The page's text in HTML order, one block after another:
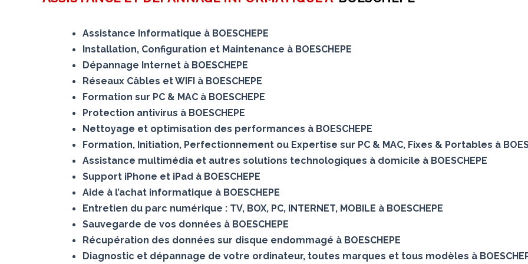
Assistance Informatique à BOESCHEPE
Installation, Configuration et Maintenance à BOESCHEPE
Dépannage Internet à BOESCHEPE
Réseaux Câbles et WIFI à BOESCHEPE
Formation sur PC & MAC à BOESCHEPE
Protection antivirus à BOESCHEPE
Nettoyage et optimisation des performances à BOESCHEPE
Formation, Initiation, Perfectionnement ou Expertise sur PC & MAC, Fixes & Portables à
Assistance multimédia et autres solutions technologiques à domicile à BOESCHEPE
Support iPhone et iPad à BOESCHEPE
Aide à l’achat informatique à BOESCHEPE
Entretien du parc numérique : TV, BOX, PC, INTERNET, MOBILE à BOESCHEPE
Sauvegarde de vos données à BOESCHEPE
Récupération des données sur disque endommagé à BOESCHEPE
Diagnostic et dépannage de votre ordinateur, toutes marques et tous modèles à